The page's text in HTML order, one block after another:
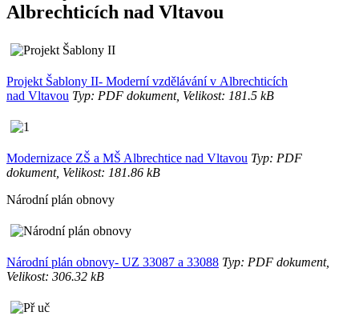
Albrechticích nad Vltavou
Projekt Šablony II- Moderní vzdělávání v Albrechticích
nad Vltavou Typ: PDF dokument, Velikost: 181.5 kB
Modernizace ZŠ a MŠ Albrechtice nad Vltavou Typ: PDF
dokument, Velikost: 181.86 kB
Národní plán obnovy
Národní plán obnovy- UZ 33087 a 33088 Typ: PDF dokument,
Velikost: 306.32 kB